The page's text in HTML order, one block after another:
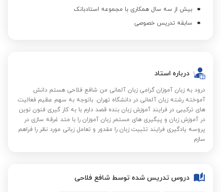
بیش از سه سال همکاری با مجموعه استادبانک
سابقه تدریس خصوصی
درباره استاد
درود به زبان آموزان گرامی زبان آلمانی من شافع فلاحی هستم دانش
آموخته رشته زبان آلمانی در دانشگاه تهران. باتوجه به سهم عظیم فعالیت
های ترکیبی در فرایند آموزش زبان بنده قصد دارم با به کار گیری فنون نوین
در آموزش زبان و پیگیری های مستمر زبان آموزان را با متد غرقه سازی در
پروسه یادگیری فرایند تثبیت زبان را مقدور و تعامل زبانی مورد نظر را فراهم
سازم
دروس تدریس شده توسط شافع فلاحی